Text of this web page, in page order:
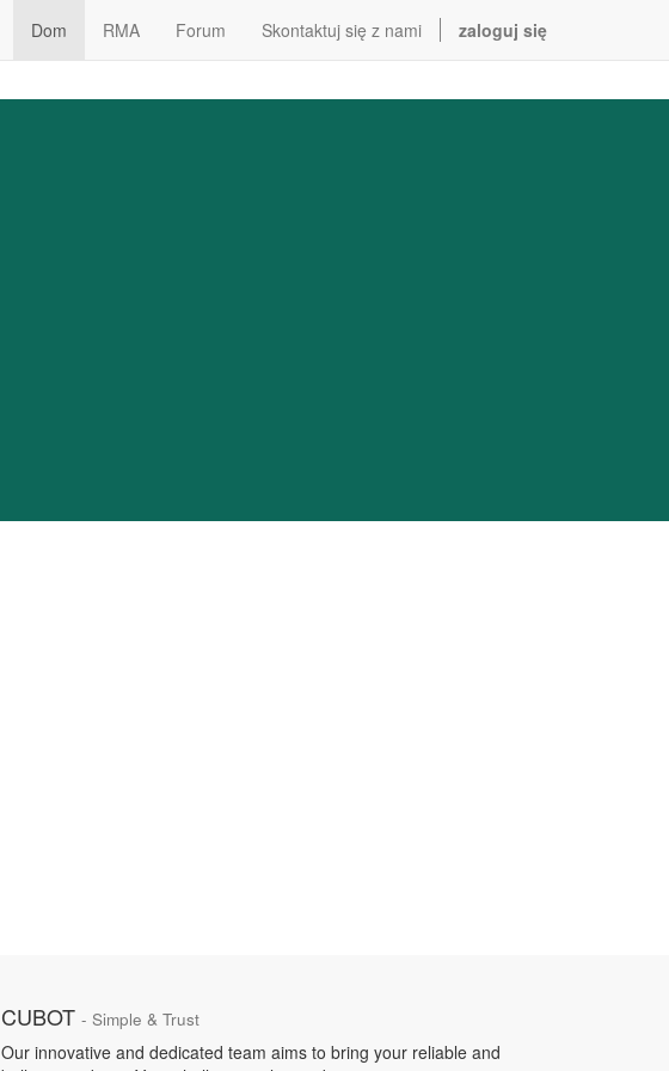
Dom RMA Forum Skontaktuj się z nami zaloguj się
CUBOT - Simple & Trust
Our innovative and dedicated team aims to bring your reliable and